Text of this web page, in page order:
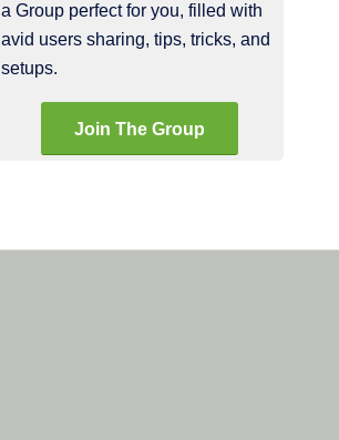
a Group perfect for you, filled with
avid users sharing, tips, tricks, and
setups.
Join The Group